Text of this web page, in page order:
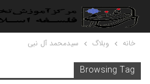
خانه وبلاگ سیدمحمد آل نبی
Browsing Tag